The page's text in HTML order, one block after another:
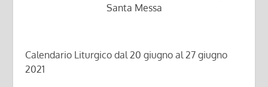
Santa Messa
Calendario Liturgico dal 20 giugno al 27 giugno
2021